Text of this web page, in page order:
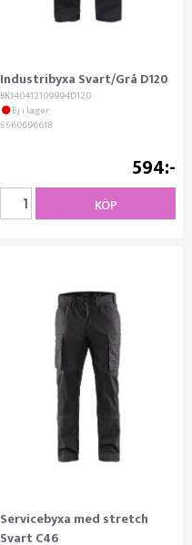
Industribyxa Svart/Grå D120
BK140412109994D120
Ej i lager
5560696618
594
KÖP
Servicebyxa med stretch
Svart C46